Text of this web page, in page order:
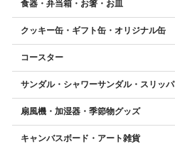
食器・弁当箱・お箸・お皿
クッキー缶・ギフト缶・オリジナル缶
コースター
サンダル・シャワーサンダル・スリッパ
扇風機・加湿器・季節物グッズ
キャンバスボード・アート雑貨